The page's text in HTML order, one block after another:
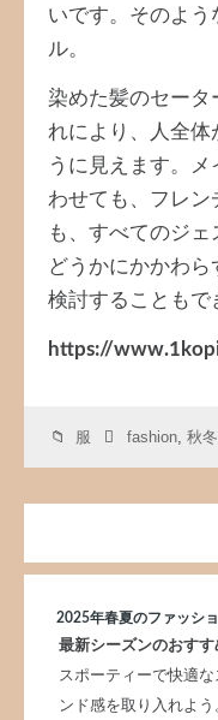
いです。そのよう
ル。
染めた髪のセータ
れにより、人全体
うに見えます。
わせても、フレン
も、すべてのジ
どうかにかかわ
検討することもで
https://
服 fashion, 秋
2025年春夏のファッシ
最新シーズンのおすす
スポーティーで快適な
ンド感を取り入れよう